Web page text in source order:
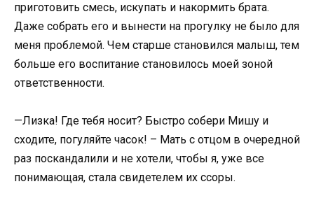
приготовить смесь, искупать и накормить брата.
Даже собрать его и вынести на прогулку не было для
меня проблемой. Чем старше становился малыш, тем
больше его воспитание становилось моей зоной
ответственности.
—Лизка! Где тебя носит? Быстро собери Мишу и
сходите, погуляйте часок! – Мать с отцом в очередной
раз поскандалили и не хотели, чтобы я, уже все
понимающая, стала свидетелем их ссоры.